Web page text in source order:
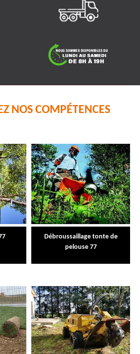
NOS COMPÉTENCES
Débroussaillage tonte de
pelouse 77